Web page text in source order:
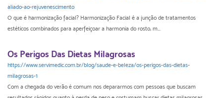
aliado-ao-rejuvenescimento
O que é harmonização facial? Harmonização Facial é a junção de tratamentos
estéticos combinados para aperfeiçoar a harmonia do rosto, m...
Os Perigos Das Dietas Milagrosas
https://www.servimedic.com.br/blog/saude-e-beleza/os-perigos-das-dietas-
milagrosas-1
Com a chegada do verão é comum nos depararmos com pessoas que buscam